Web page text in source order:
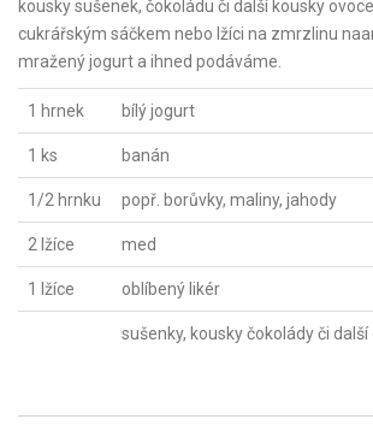
kousky sušenek, čokoládu či další kousky
cukrářským sáčkem nebo lžíci na zmrzlinu
mražený jogurt a ihned podáváme.
1 hrnek bílý jogurt
1 ks banán
1/2 hrnku popř. borůvky, maliny, jahody
2 lžíce med
1 lžíce oblíbený likér
sušenky, kousky čokolády či